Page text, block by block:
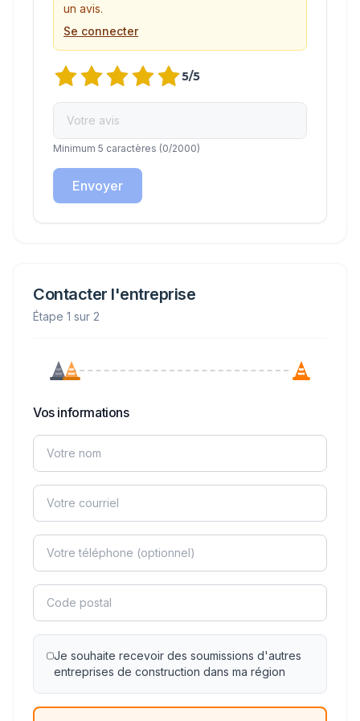
un avis.
Se connecter
5/5
Minimum 5 caractères (0/2000)
Envoyer
Contacter l'entreprise
Étape 1 sur 2
Vos informations
Je souhaite recevoir des soumissions d'autres
entreprises de construction dans ma région